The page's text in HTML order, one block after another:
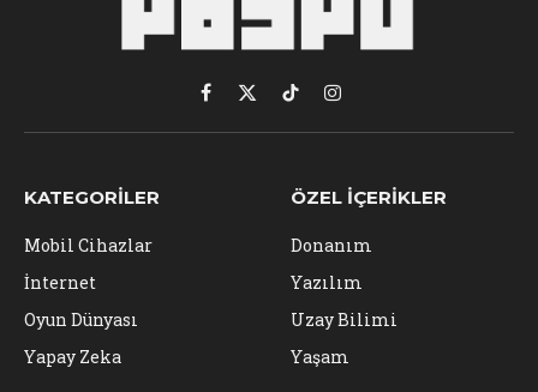
Facebook
X
(Twitter)
TikTokInstagram
KATEGORILER
Mobil Cihazlar
İnternet
Oyun Dünyası
Yapay Zeka
ÖZEL İÇERIKLER
Donanım
Yazılım
Uzay Bilimi
Yaşam